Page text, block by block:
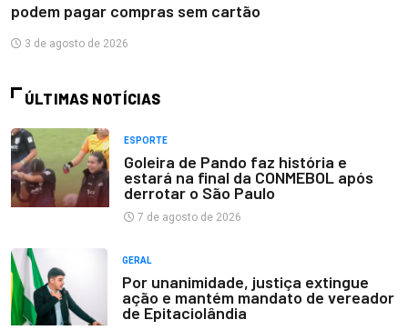
podem pagar compras sem cartão
3 de agosto de 2026
ÚLTIMAS NOTÍCIAS
ESPORTE
Goleira de Pando faz história e
estará na final da CONMEBOL após
derrotar o São Paulo
7 de agosto de 2026
GERAL
Por unanimidade, justiça extingue
ação e mantém mandato de vereador
de Epitaciolândia